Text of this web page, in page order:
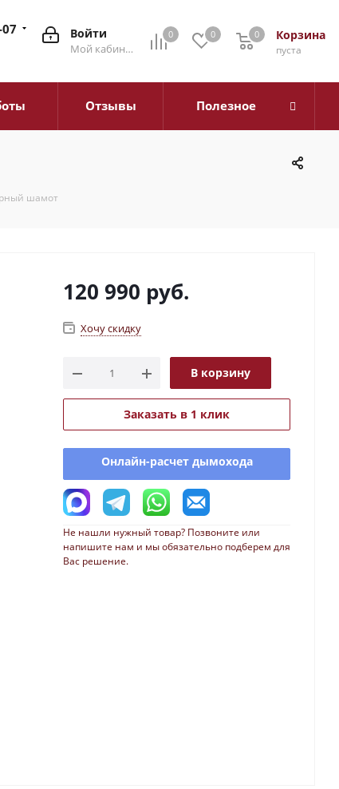
0 0 Корзина
0
пуста
0
Войти
Мой кабинет
Отзывы Полезное
шамот
120 990 руб.
Хочу скидку
В корзину
Заказать в 1 клик
Онлайн-расчет дымохода
Не нашли нужный товар? Позвоните или
напишите нам и мы обязательно подберем для
Вас решение.